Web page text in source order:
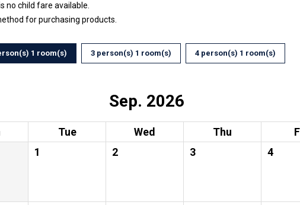
no child fare available.
for purchasing products.
1 room(s) 3 person(s) 1 room(s) 4 person(s) 1 room(s)
Sep. 2026
Tue Wed Thu
1
2 3 4